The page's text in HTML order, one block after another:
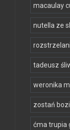
macaulay
nutella ze
tadeusz
weronika
zostań
ćma trupia